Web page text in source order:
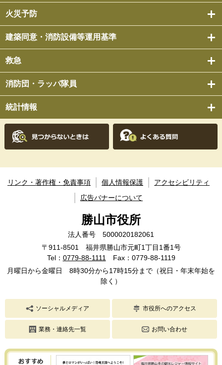
火災予防
建築同意・消防設備等運用基準
救急
消防団・ラッパ隊員
統計情報
リンク・著作権・免責事項 個人情報保護
アクセシビリティ
広告バナーについて
勝山市役所
法人番号 5000020182061
〒911-8501 福井県勝山市元町1丁目1番1号
Tel： 0779-88-1111Fax：0779-88-1119
月曜日から金曜日 8時30分から17時15分まで（祝日・年末年始を
除く）
ソーシャルメディア 市役所へのアクセス
業務・連絡先一覧 お問い合わせ